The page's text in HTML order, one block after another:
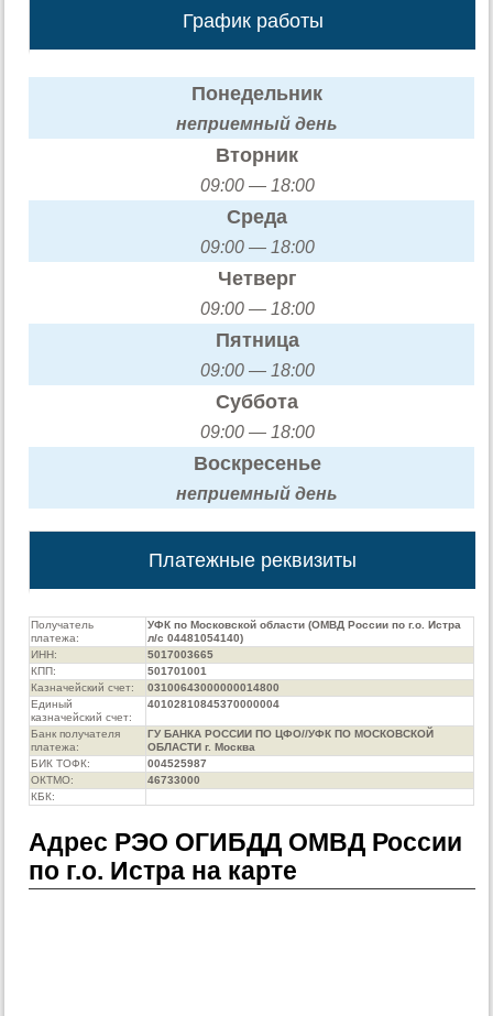
График работы
Понедельник
неприемный день
Вторник
09:00 — 18:00
Среда
09:00 — 18:00
Четверг
09:00 — 18:00
Пятница
09:00 — 18:00
Суббота
09:00 — 18:00
Воскресенье
неприемный день
Платежные реквизиты
Получатель
платежа:
УФК по Московской области (ОМВД России по г.о. Истра
л/с 04481054140)
ИНН:
5017003665
КПП:
501701001
Казначейский счет:
03100643000000014800
Единый
казначейский счет:
40102810845370000004
Банк получателя
платежа:
ГУ БАНКА РОССИИ ПО ЦФО//УФК ПО МОСКОВСКОЙ
ОБЛАСТИ г. Москва
БИК ТОФК:
004525987
ОКТМО:
46733000
КБК:
Адрес РЭО ОГИБДД ОМВД России
по г.о. Истра на карте